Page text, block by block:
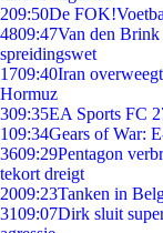
209:50De
4809:47Van den Brink
spreidingswet
1709:40Iran
Hormuz
309:35EA Sports FC
109:34Gears of War:
3609:29Pentagon
tekort dreigt
2009:23Tanken in
3109:07Dirk sluit